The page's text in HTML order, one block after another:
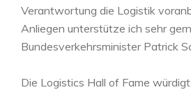
Verantwortung die Logistik
Anliegen unterstütze ich sehr
Bundesverkehrsminister Patrick
Die Logistics Hall of Fame